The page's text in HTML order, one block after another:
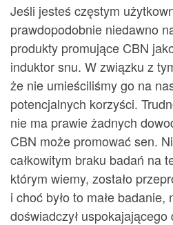
Jeśli jesteś częstym
prawdopodobnie niedawno
produkty promujące CBN
induktor snu. W związku z
że nie umieściliśmy go na
potencjalnych korzyści.
nie ma prawie żadnych
CBN może promować sen.
całkowitym braku badań na
którym wiemy, zostało
i choć było to małe
doświadczył uspokajającego